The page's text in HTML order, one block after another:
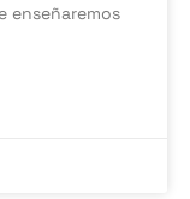
enseñaremos